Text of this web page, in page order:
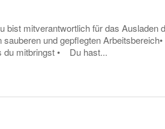
mitverantwortlich für das Ausladen
und gepflegten
du mitbringst • Du hast...